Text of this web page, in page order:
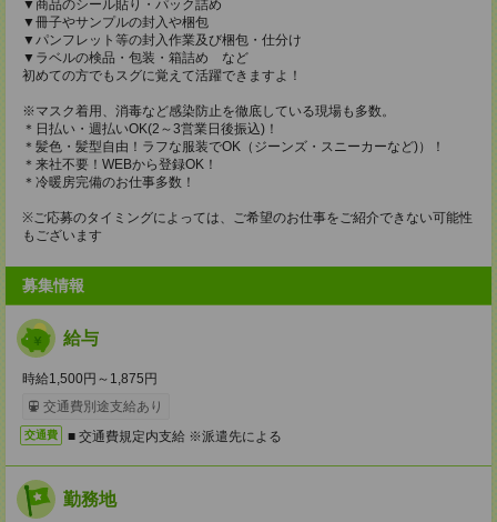
▼商品のシール貼り・パック詰め
▼冊子やサンプルの封入や梱包
▼パンフレット等の封入作業及び梱包・仕分け
▼ラベルの検品・包装・箱詰め など
初めての方でもスグに覚えて活躍できますよ！
※マスク着用、消毒など感染防止を徹底している現場も多数。
＊日払い・週払いOK(2～3営業日後振込)！
＊髪色・髪型自由！ラフな服装でOK（ジーンズ・スニーカーなど)）！
＊来社不要！WEBから登録OK！
＊冷暖房完備のお仕事多数！
※ご応募のタイミングによっては、ご希望のお仕事をご紹介できない可能性
もございます
募集情報
給与
時給1,500円～1,875円
交通費別途支給あり
交通費 ■ 交通費規定内支給 ※派遣先による
勤務地